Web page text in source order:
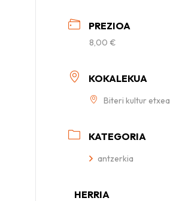
PREZIOA
8,00 €
KOKALEKUA
Biteri kultur etxea
KATEGORIA
antzerkia
HERRIA